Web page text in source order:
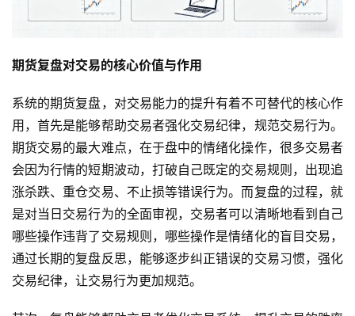
期货复盘对交易的核心价值与作用
系统的期货复盘，对交易能力的提升有着不可替代的核心作
用，首先是能够帮助交易者强化交易纪律，规范交易行为。
期货交易的最大难点，在于盘中的情绪化操作，很多交易者
会因为行情的短期波动，打破自己既定的交易规则，出现追
涨杀跌、重仓交易、不止损等错误行为。而复盘的过程，就
是对当日交易行为的全面审视，交易者可以清晰地看到自己
哪些操作违背了交易规则，哪些操作是情绪化的盲目交易，
通过长期的复盘反思，能够逐步纠正错误的交易习惯，强化
交易纪律，让交易行为更加规范。